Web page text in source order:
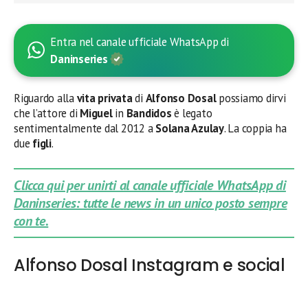
Entra nel canale ufficiale WhatsApp di
Daninseries
Riguardo allavita privatadi Alfonso Dosalpossiamo dirvi
che l’attore di Miguelin Bandidosè legato
sentimentalmente dal 2012 aSolana Azulay. La coppia ha
due figli.
Clicca qui per unirti al canale ufficiale WhatsApp di
Daninseries: tutte le news in un unico posto sempre
con te.
Alfonso Dosal Instagram e social